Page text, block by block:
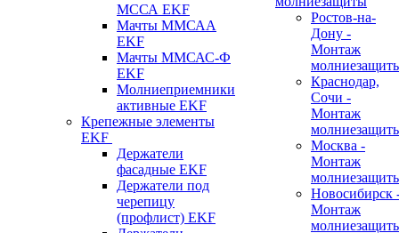
МССА EKF
Мачты ММСАА
EKF
Мачты ММСАС-Ф
EKF
Молниеприемники
активные EKF
Крепежные элементы
EKF
Держатели
фасадные EKF
Держатели под
черепицу
(профлист) EKF
Ростов-на-
Дону -
Монтаж
Краснодар,
Сочи -
Монтаж
Москва -
Монтаж
Новосибирск
Монтаж